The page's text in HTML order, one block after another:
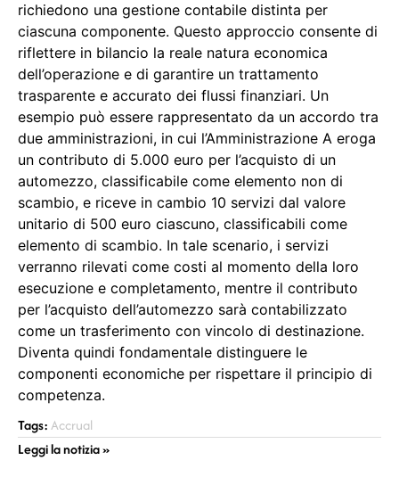
richiedono una gestione contabile distinta per
ciascuna componente. Questo approccio consente di
riflettere in bilancio la reale natura economica
dell’operazione e di garantire un trattamento
trasparente e accurato dei flussi finanziari. Un
esempio può essere rappresentato da un accordo tra
due amministrazioni, in cui l’Amministrazione A eroga
un contributo di 5.000 euro per l’acquisto di un
automezzo, classificabile come elemento non di
scambio, e riceve in cambio 10 servizi dal valore
unitario di 500 euro ciascuno, classificabili come
elemento di scambio. In tale scenario, i servizi
verranno rilevati come costi al momento della loro
esecuzione e completamento, mentre il contributo
per l’acquisto dell’automezzo sarà contabilizzato
come un trasferimento con vincolo di destinazione.
Diventa quindi fondamentale distinguere le
componenti economiche per rispettare il principio di
competenza.
Tags:Accrual
Leggi la notizia »